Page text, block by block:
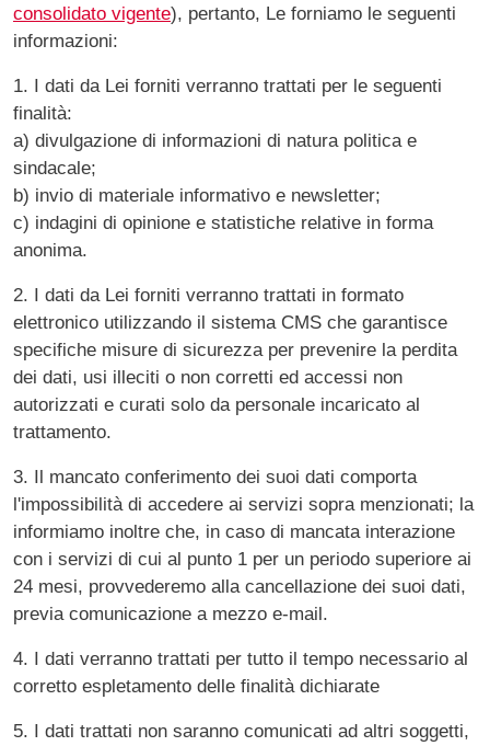
consolidato vigente), pertanto, Le forniamo le seguenti
informazioni:
1. I dati da Lei forniti verranno trattati per le seguenti
finalità:
a) divulgazione di informazioni di natura politica e
sindacale;
b) invio di materiale informativo e newsletter;
c) indagini di opinione e statistiche relative in forma
anonima.
2. I dati da Lei forniti verranno trattati in formato
elettronico utilizzando il sistema CMS che garantisce
specifiche misure di sicurezza per prevenire la perdita
dei dati, usi illeciti o non corretti ed accessi non
autorizzati e curati solo da personale incaricato al
trattamento.
3. Il mancato conferimento dei suoi dati comporta
l'impossibilità di accedere ai servizi sopra menzionati; la
informiamo inoltre che, in caso di mancata interazione
con i servizi di cui al punto 1 per un periodo superiore ai
24 mesi, provvederemo alla cancellazione dei suoi dati,
previa comunicazione a mezzo e-mail.
4. I dati verranno trattati per tutto il tempo necessario al
corretto espletamento delle finalità dichiarate
5. I dati trattati non saranno comunicati ad altri soggetti,